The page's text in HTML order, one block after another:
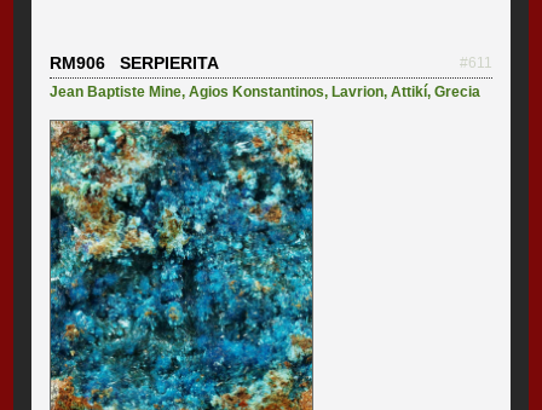
RM906 SERPIERITA
#611
Jean Baptiste Mine,Agios Konstantinos, Lavrion,Attikí,Grecia